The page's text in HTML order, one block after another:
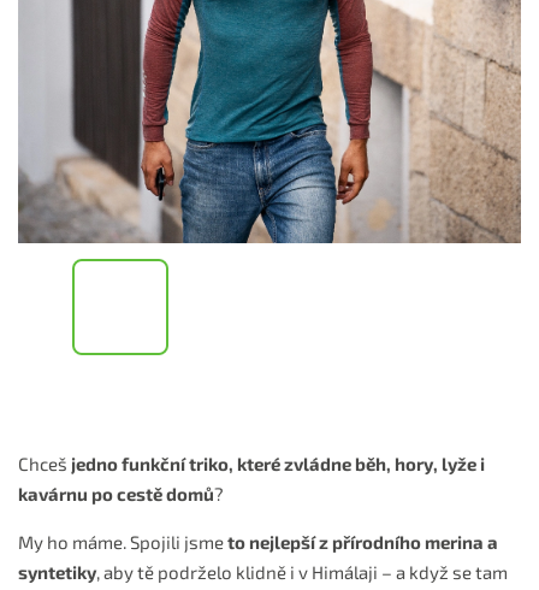
Chceš jedno funkční triko, které zvládne běh, hory, lyže i
kavárnu po cestě domů?
My ho máme. Spojili jsmeto nejlepší z přírodního merina a
syntetiky, aby tě podrželo klidně i v Himálaji – a když se tam